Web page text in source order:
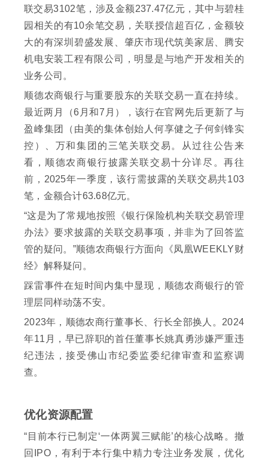
联交易3102笔，涉及金额237.47亿元，其中与碧桂
园相关的有10余笔交易，关联授信超百亿，金额较
大的有深圳碧盛发展、肇庆市现代筑美家居、腾安
机电安装工程有限公司，明显是与地产开发相关的
业务公司。
顺德农商银行与重要股东的关联交易一直在持续。
最近两月（6月和7月），该行在官网先后更新了与
盈峰集团（由美的集体创始人何享健之子何剑锋实
控）、万和集团的三笔关联交易。从过往公告来
看，顺德农商银行披露关联交易十分详尽。再往
前，2025年一季度，该行需披露的关联交易共103
笔，金额合计63.68亿元。
“这是为了常规地按照《银行保险机构关联交易管理
办法》要求披露的关联交易事项，并非为了回答监
管的疑问。”顺德农商银行方面向《凤凰WEEKLY财
经》解释疑问。
踩雷事件在短时间内集中显现，顺德农商银行的管
理层同样动荡不安。
2023年，顺德农商行董事长、行长全部换人。2024
年11月，早已辞职的首任董事长姚真勇涉嫌严重违
纪违法，接受佛山市纪委监委纪律审查和监察调
查。
优化资源配置
“目前本行已制定‘一体两翼三赋能’的核心战略。撤
回IPO，有利于本行集中精力专注业务发展，优化